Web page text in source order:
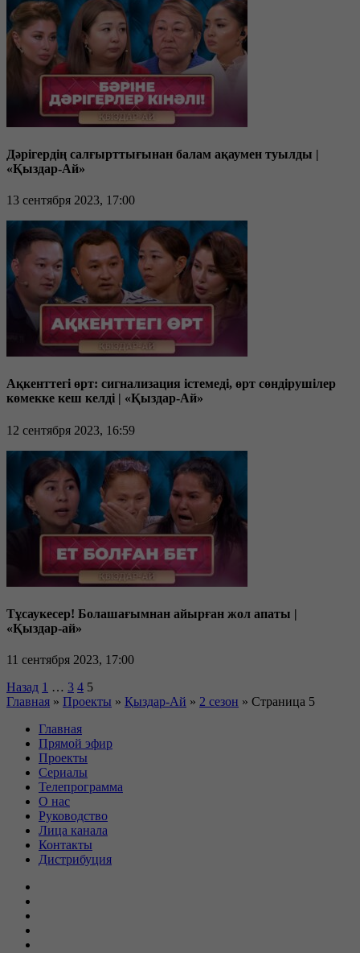
Дәрігердің салғырттығынан балам ақаумен туылды |
«Қыздар-Ай»
13 сентября 2023, 17:00
Ақкенттегі өрт: сигнализация істемеді, өрт сөндірушілер
көмекке кеш келді | «Қыздар-Ай»
12 сентября 2023, 16:59
Тұсаукесер! Болашағымнан айырған жол апаты |
«Қыздар-ай»
11 сентября 2023, 17:00
Пагинация
записей
Назад 1 … 3 4 5
Главная » Проекты » Қыздар-Ай » 2 сезон » Страница 5
Главная
Прямой эфир
Проекты
Сериалы
Телепрограмма
О нас
Руководство
Лица канала
Контакты
Дистрибуция